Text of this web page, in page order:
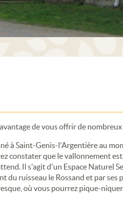
de vous offrir de
à Saint-Genis-l'Argentière au
constater que le vallonnement
Il s'agit d'un Espace Naturel
du ruisseau le Rossand et par ses
où vous pourrez pique-